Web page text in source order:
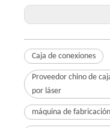
Caja de conexiones
Proveedor chino de
por láser
máquina de